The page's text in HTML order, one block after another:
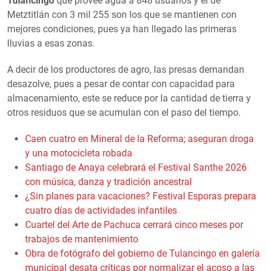
Metztitlán con 3 mil 255 son los que se mantienen con
mejores condiciones, pues ya han llegado las primeras
lluvias a esas zonas.
A decir de los productores de agro, las presas demandan
desazolve, pues a pesar de contar con capacidad para
almacenamiento, este se reduce por la cantidad de tierra y
otros residuos que se acumulan con el paso del tiempo.
Caen cuatro en Mineral de la Reforma; aseguran droga
y una motocicleta robada
Santiago de Anaya celebrará el Festival Santhe 2026
con música, danza y tradición ancestral
¿Sin planes para vacaciones? Festival Esporas prepara
cuatro días de actividades infantiles
Cuartel del Arte de Pachuca cerrará cinco meses por
trabajos de mantenimiento
Obra de fotógrafo del gobierno de Tulancingo en galería
municipal desata críticas por normalizar el acoso a las